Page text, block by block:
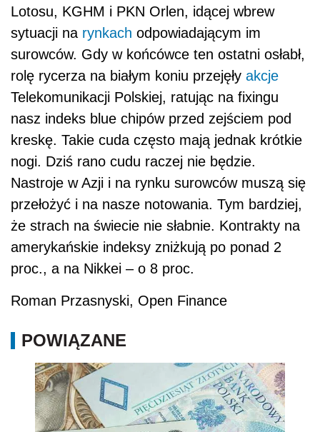
Lotosu, KGHM i PKN Orlen, idącej wbrew
sytuacji na rynkach odpowiadającym im
surowców. Gdy w końcówce ten ostatni osłabł,
rolę rycerza na białym koniu przejęły akcje
Telekomunikacji Polskiej, ratując na fixingu
nasz indeks blue chipów przed zejściem pod
kreskę. Takie cuda często mają jednak krótkie
nogi. Dziś rano cudu raczej nie będzie.
Nastroje w Azji i na rynku surowców muszą się
przełożyć i na nasze notowania. Tym bardziej,
że strach na świecie nie słabnie. Kontrakty na
amerykańskie indeksy zniżkują po ponad 2
proc., a na Nikkei – o 8 proc.
Roman Przasnyski, Open Finance
POWIĄZANE